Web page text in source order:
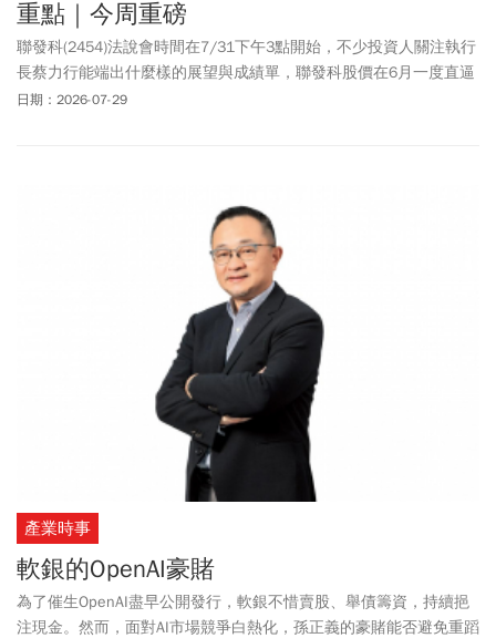
重點｜今周重磅
聯發科(2454)法說會時間在7/31下午3點開始，不少投資人關注執行
長蔡力行能端出什麼樣的展望與成績單，聯發科股價在6月一度直逼
5000元新天價後陷入盤整，週三(7/29)殺破3000元關卡、打到2990
10%受到關注。1、聯發科法說會登場！ AI ASIC、2奈米手機晶片、
Spark筆電，下半年能驚艷投資人？2、主計總處公布Q2 GDP 衝破
10%穩了？ 3、今周重磅：美伊戰火持續，Fed會被迫升息嗎？
日期：2026-07-29
產業時事
軟銀的OpenAI豪賭
為了催生OpenAI盡早公開發行，軟銀不惜賣股、舉債籌資，持續挹
注現金。然而，面對AI市場競爭白熱化，孫正義的豪賭能否避免重蹈